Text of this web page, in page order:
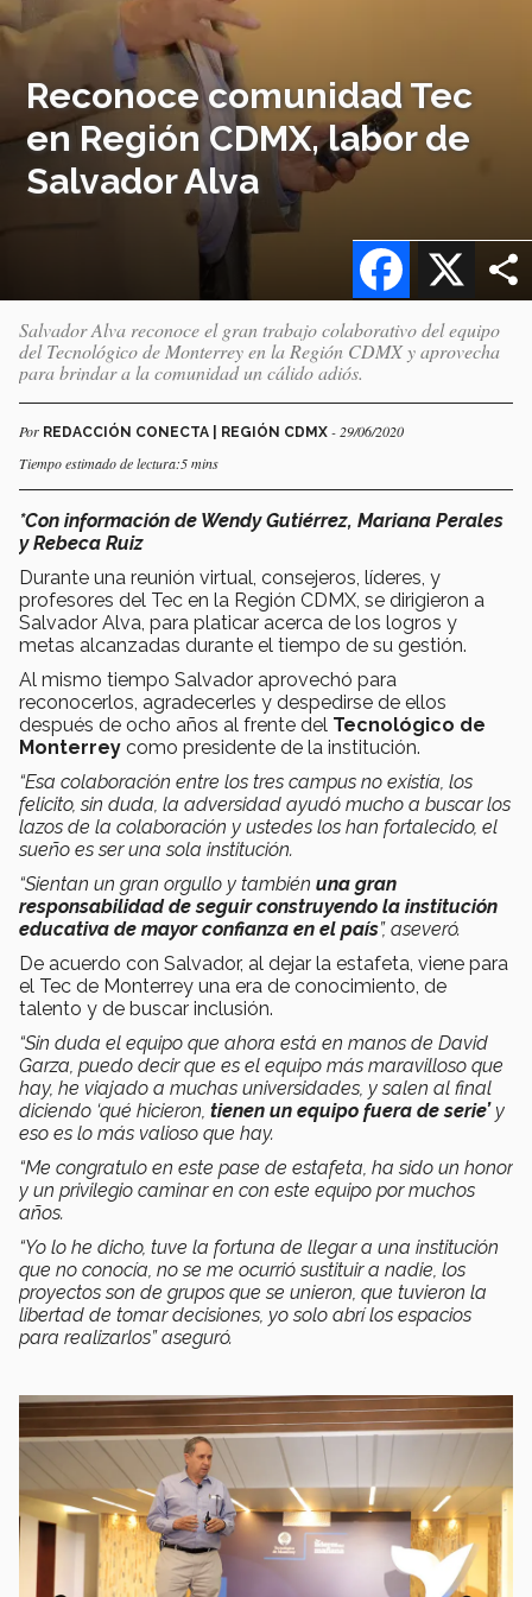
Reconoce comunidad Tec
en Región CDMX, labor de
Salvador Alva
X
Facebook
Salvador Alva reconoce el gran trabajo colaborativo del equipo
del Tecnológico de Monterrey en la Región CDMX y aprovecha
para brindar a la comunidad un cálido adiós.
Por REDACCIÓN CONECTA | REGIÓN CDMX - 29/06/2020
Tiempo estimado de lectura:5 mins
*Con información de Wendy Gutiérrez, Mariana Perales
y Rebeca Ruiz
Durante una reunión virtual, consejeros, líderes, y
profesores del Tec en la Región CDMX, se dirigieron a
Salvador Alva, para platicar acerca de los logros y
metas alcanzadas durante el tiempo de su gestión.
Al mismo tiempo Salvador aprovechó para
reconocerlos, agradecerles y despedirse de ellos
después de ocho años al frente del Tecnológico de
Monterrey como presidente de la institución.
“Esa colaboración entre los tres campus no existía, los
felicito, sin duda, la adversidad ayudó mucho a buscar los
lazos de la colaboración y ustedes los han fortalecido, el
sueño es ser una sola institución.
“Sientan un gran orgullo y también una gran
responsabilidad de seguir construyendo la institución
educativa de mayor confianza en el país”, aseveró.
De acuerdo con Salvador, al dejar la estafeta, viene para
el Tec de Monterrey una era de conocimiento, de
talento y de buscar inclusión.
“Sin duda el equipo que ahora está en manos de David
Garza, puedo decir que es el equipo más maravilloso que
hay, he viajado a muchas universidades, y salen al final
diciendo ‘qué hicieron, tienen un equipo fuera de serie’y
eso es lo más valioso que hay.
“Me congratulo en este pase de estafeta, ha sido un honor
y un privilegio caminar en con este equipo por muchos
años.
“Yo lo he dicho, tuve la fortuna de llegar a una institución
que no conocía, no se me ocurrió sustituir a nadie, los
proyectos son de grupos que se unieron, que tuvieron la
libertad de tomar decisiones, yo solo abrí los espacios
para realizarlos” aseguró.